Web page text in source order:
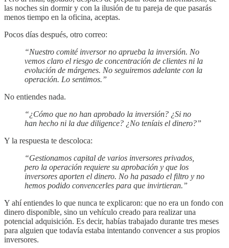
las noches sin dormir y con la ilusión de tu pareja de que pasarás
menos tiempo en la oficina, aceptas.
Pocos días después, otro correo:
“Nuestro comité inversor no aprueba la inversión. No
vemos claro el riesgo de concentración de clientes ni la
evolución de márgenes. No seguiremos adelante con la
operación. Lo sentimos.”
No entiendes nada.
“¿Cómo que no han aprobado la inversión? ¿Si no
han hecho ni la due diligence? ¿No teníais el dinero?”
Y la respuesta te descoloca:
“Gestionamos capital de varios inversores privados,
pero la operación requiere su aprobación y que los
inversores aporten el dinero. No ha pasado el filtro y no
hemos podido convencerles para que invirtieran.”
Y ahí entiendes lo que nunca te explicaron: que no era un fondo con
dinero disponible, sino un vehículo creado para realizar una
potencial adquisición. Es decir, habías trabajado durante tres meses
para alguien que todavía estaba intentando convencer a sus propios
inversores.